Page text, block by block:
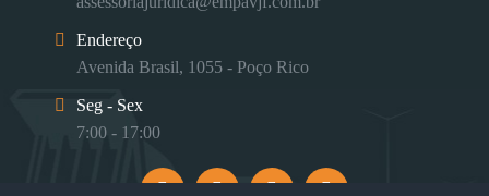
Endereço
Avenida Brasil, 1055 - Poço Rico
Seg - Sex
7:00 - 17:00